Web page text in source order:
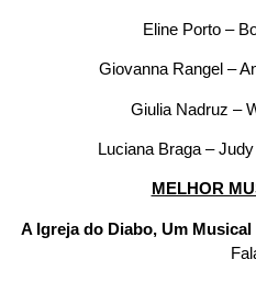
Eline Porto –
Giovanna Rangel –
Giulia Nadruz –
Luciana Braga –
MELHOR
A Igreja do Diabo, Um Musical